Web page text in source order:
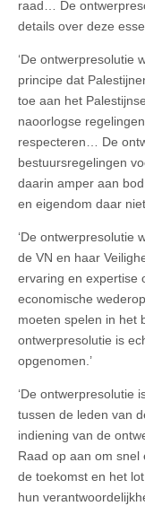
raad… De
details over deze
‘De ontwerpresolutie
principe dat
toe aan het
naoorlogse
respecteren… De
bestuursregelingen
daarin amper aan
en eigendom daar
‘De ontwerpresolutie
de VN en haar
ervaring en expertise
economische
moeten spelen in het
ontwerpresolutie is
opgenomen.’
‘De ontwerpresolutie
tussen de leden van
indiening van de
Raad op aan om
de toekomst en het
hun